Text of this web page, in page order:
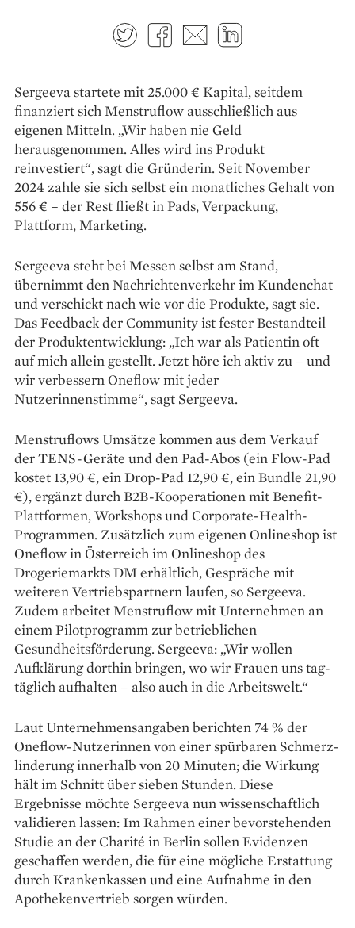
TwitterFacebook
E-mail
Sergeeva startete mit 25.000 € Kapital, seitdem
finanziert sich Menstruflow ausschließlich aus
eigenen Mitteln. „Wir haben nie Geld
herausgenommen. Alles wird ins Produkt
reinvestiert“, sagt die Gründerin. Seit November
2024 zahle sie sich selbst ein monatliches Gehalt von
556 € – der Rest fließt in Pads, Verpackung,
Plattform, Marketing.
Sergeeva steht bei Messen selbst am Stand,
übernimmt den Nachrichtenverkehr im Kundenchat
und verschickt nach wie vor die Produkte, sagt sie.
Das Feedback der Community ist fester Bestandteil
der Produktentwicklung: „Ich war als Patientin oft
auf mich allein gestellt. Jetzt höre ich aktiv zu – und
wir verbessern Oneflow mit jeder
Nutzerinnenstimme“, sagt Sergeeva.
Menstruflows Umsätze kommen aus dem Verkauf
der TENS-Geräte und den Pad-Abos (ein Flow-Pad
kostet 13,90 €, ein Drop-Pad 12,90 €, ein Bundle 21,90
€), ergänzt durch B2B-Kooperationen mit Benefit-
Plattformen, Workshops und Corporate-Health-
Programmen. Zusätzlich zum eigenen Onlineshop ist
Oneflow in Österreich im Onlineshop des
Drogeriemarkts DM erhältlich, Gespräche mit
weiteren Vertriebspartnern laufen, so Sergeeva.
Zudem arbeitet Menstruflow mit Unternehmen an
einem Pilotprogramm zur betrieb­lichen
Gesundheitsförderung. Sergeeva: „Wir wollen
Aufklärung dorthin bringen, wo wir Frauen uns tag­
täglich aufhalten – also auch in die Arbeitswelt.“
Laut Unternehmensangaben berichten 74 % der
Oneflow-Nutzerinnen von einer spürbaren Schmerz­
linderung innerhalb von 20 Minuten; die Wirkung
hält im Schnitt über sieben Stunden. Diese
Ergebnisse möchte Sergeeva nun wissenschaftlich
validieren lassen: Im Rahmen einer bevorstehenden
Studie an der Charité in Berlin sollen Evidenzen
geschaffen werden, die für eine mögliche Erstattung
durch Krankenkassen und eine Aufnahme in den
Apothekenvertrieb sorgen würden.